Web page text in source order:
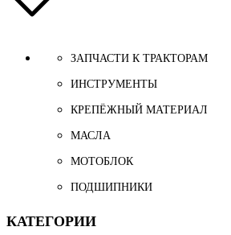
ЗАПЧАСТИ К ТРАКТОРАМ
ИНСТРУМЕНТЫ
КРЕПЁЖНЫЙ МАТЕРИАЛ
МАСЛА
МОТОБЛОК
ПОДШИПНИКИ
КАТЕГОРИИ